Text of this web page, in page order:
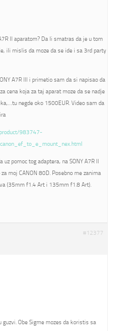
II aparatom? Da li smatras da je u tom
ili mislis da moze da se ide i sa 3rd party
A7R III i primetio sam da si napisao da
cena koja za taj aparat moze da se nadje
negde oko 1500EUR. Video sam da
983747-
pomoc tog adaptera, na SONY A7R II
moj CANON 80D. Posebno me zanima
(35mm f1.4 Art i 135mm f1.8 Art).
#12377
Obe Sigme mozes da koristis sa